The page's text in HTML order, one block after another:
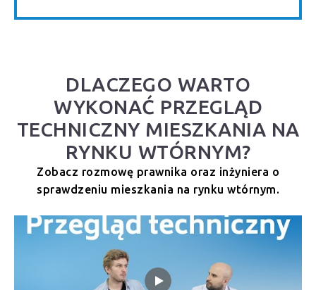
DLACZEGO WARTO
WYKONAĆ PRZEGLĄD
TECHNICZNY MIESZKANIA NA
RYNKU WTÓRNYM?
Zobacz rozmowę prawnika oraz inżyniera o
sprawdzeniu mieszkania na rynku wtórnym.